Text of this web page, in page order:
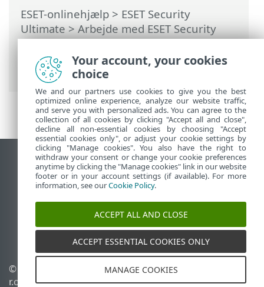
ESET-onlinehjælp > ESET Security
Ultimate>Arbejde med ESET Security
Ultimate>Opsætning>
Sikkerhedsværktøjer>Sikker bank og
browsing
> Meddelelse i browseren
Vis computerwebsted
End of Life
ESET-vidensbase
ESET-forum
ESET Status Portal
Regional support
© 1992 - 2025 ESET, spol. s
r.o. – Alle rettigheder
Administrer cookies
Cookiepolitik
Your account, your cookies
choice
We and our partners use cookies to give you the best
optimized online experience, analyze our website traffic,
and serve you with personalized ads. You can agree to the
collection of all cookies by clicking "Accept all and close",
decline all non-essential cookies by choosing "Accept
essential cookies only", or adjust your cookie settings by
clicking "Manage cookies". You also have the right to
withdraw your consent or change your cookie preferences
anytime by clicking the "Manage cookies" link in our website
footer or in your account settings (if available). For more
information, see ourCookie Policy.
ACCEPT ALL AND CLOSE
ACCEPT ESSENTIAL COOKIES ONLY
MANAGE COOKIES